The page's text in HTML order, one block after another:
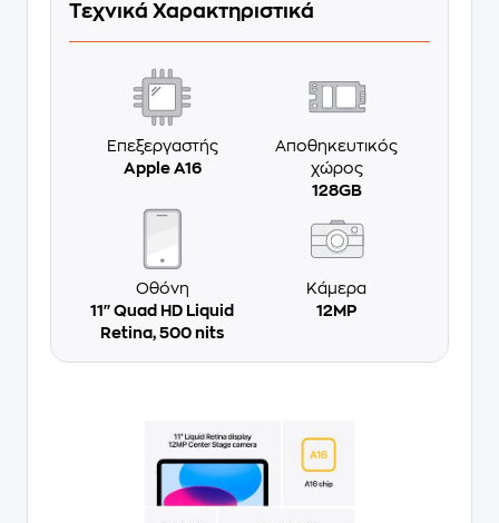
Τεχνικά Χαρακτηριστικά
Επεξεργαστής
Apple A16
Αποθηκευτικός
χώρος
128GB
Οθόνη
11'' Quad HD Liquid
Retina, 500 nits
Κάμερα
12MP